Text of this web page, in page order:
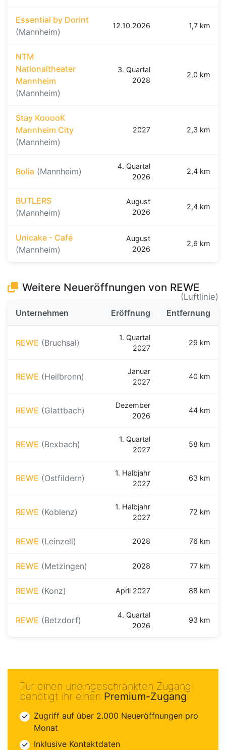
Essential by Dorint
(Mannheim)
12.10.2026 1,7 km
NTM
Nationaltheater
Mannheim
(Mannheim)
3. Quartal
2028
2,0 km
Stay KooooK
Mannheim City
(Mannheim)
2027 2,3 km
Bolia (Mannheim)
4. Quartal
2026
2,4 km
BUTLERS
(Mannheim)
August
2026
2,4 km
Unicake - Café
(Mannheim)
August
2026
2,6 km
Weitere Neueröffnungen von REWE
(Luftlinie)
Unternehmen
Eröffnung Entfernung
REWE (Bruchsal)
1. Quartal
2027
29 km
REWE (Heilbronn)
Januar
2027
40 km
REWE (Glattbach)
Dezember
2026
44 km
REWE (Bexbach)
1. Quartal
2027
58 km
REWE (Ostfildern)
1. Halbjahr
2027
63 km
REWE (Koblenz)
1. Halbjahr
2027
72 km
REWE (Leinzell) 2028 76 km
REWE (Metzingen) 2028 77 km
REWE (Konz) April 2027 88 km
REWE (Betzdorf)
4. Quartal
2026
93 km
Für einen uneingeschränkten Zugang
benötigt ihr einen Premium-Zugang
Zugriff auf über 2.000 Neueröffnungen pro
Monat
Inklusive Kontaktdaten